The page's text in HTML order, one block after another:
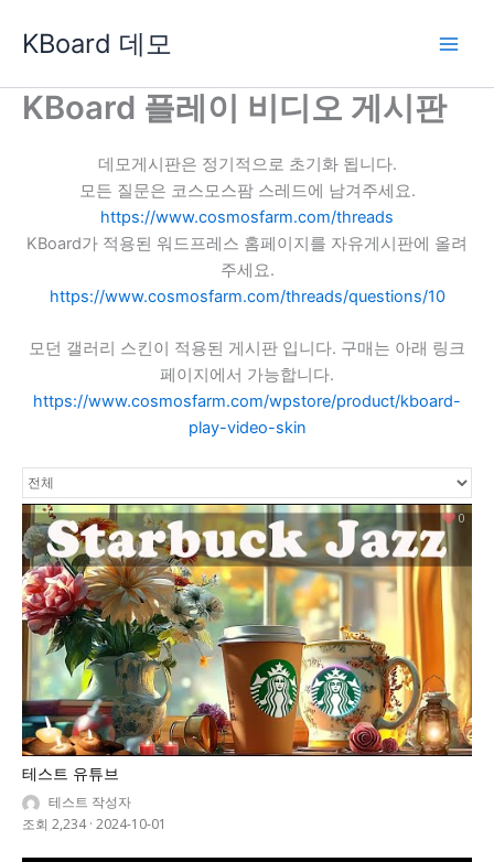
로
KBoard 데모
KBoard 플레이 비디오 게시판
데모게시판은 정기적으로 초기화 됩니다.
모든 질문은 코스모스팜 스레드에 남겨주세요.
https://www.cosmosfarm.com/threads
KBoard가 적용된 워드프레스 홈페이지를 자유게시판에 올려
주세요.
https://www.cosmosfarm.com/threads/questions/10
모던 갤러리 스킨이 적용된 게시판 입니다. 구매는 아래 링크
페이지에서 가능합니다.
https://www.cosmosfarm.com/wpstore/product/kboard-
play-video-skin
테스트 유튜브
테스트 작성자
조회 2,234 · 2024-10-01
0